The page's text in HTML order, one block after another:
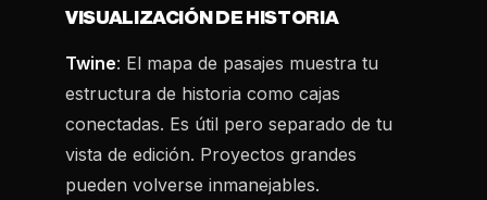
VISUALIZACIÓN DE HISTORIA
Twine: El mapa de pasajes muestra tu
estructura de historia como cajas
conectadas. Es útil pero separado de tu
vista de edición. Proyectos grandes
pueden volverse inmanejables.